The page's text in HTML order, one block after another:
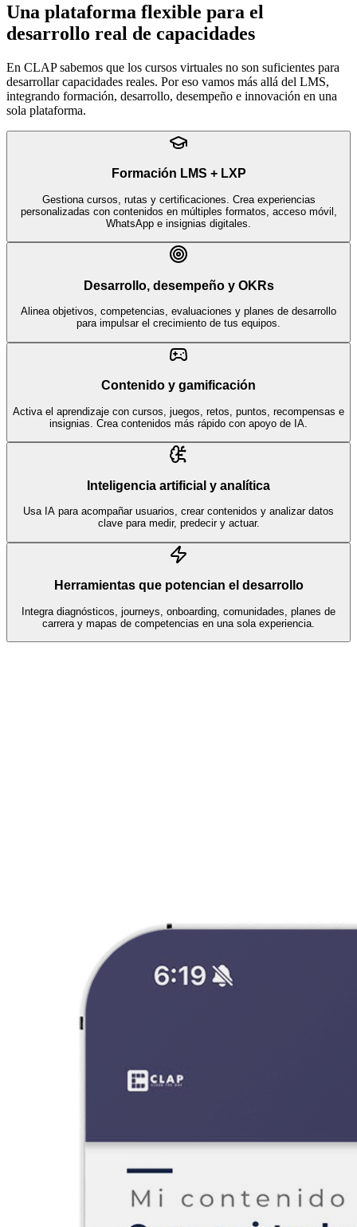
Una plataforma flexible para el
desarrollo real de capacidades
En CLAP sabemos que los cursos virtuales no son suficientes para
desarrollar capacidades reales. Por eso vamos más allá del LMS,
integrando formación, desarrollo, desempeño e innovación en una
sola plataforma.
Formación LMS + LXP
Gestiona cursos, rutas y certificaciones. Crea experiencias
personalizadas con contenidos en múltiples formatos, acceso móvil,
WhatsApp e insignias digitales.
Desarrollo, desempeño y OKRs
Alinea objetivos, competencias, evaluaciones y planes de desarrollo
para impulsar el crecimiento de tus equipos.
Contenido y gamificación
Activa el aprendizaje con cursos, juegos, retos, puntos, recompensas e
insignias. Crea contenidos más rápido con apoyo de IA.
Inteligencia artificial y analítica
Usa IA para acompañar usuarios, crear contenidos y analizar datos
clave para medir, predecir y actuar.
Herramientas que potencian el desarrollo
Integra diagnósticos, journeys, onboarding, comunidades, planes de
carrera y mapas de competencias en una sola experiencia.